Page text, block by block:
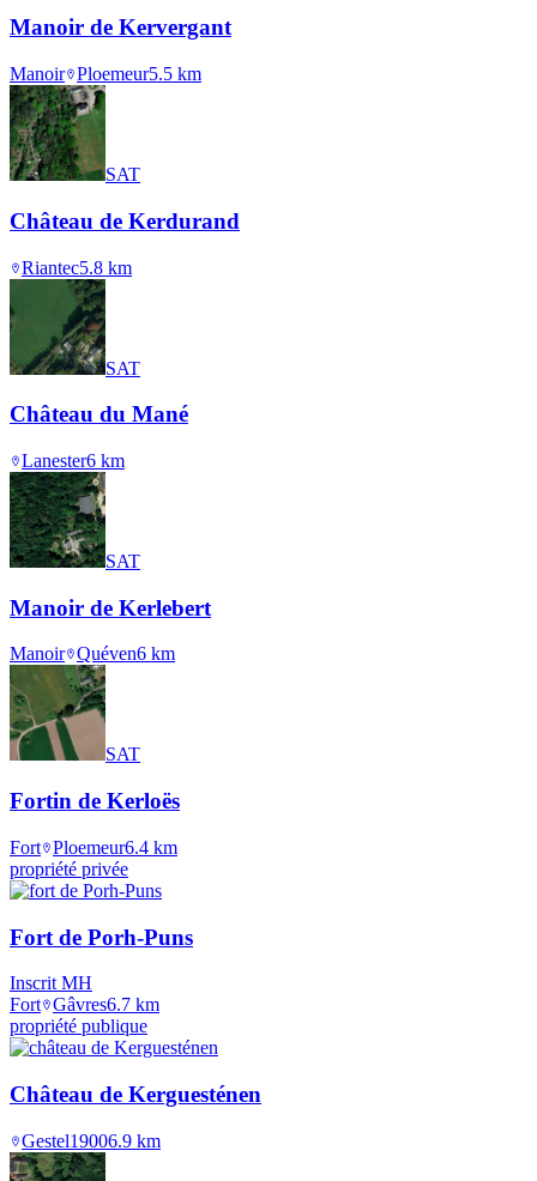
Manoir de Kervergant
Manoir Ploemeur5.5 km
SAT
Château de Kerdurand
Riantec5.8 km
SAT
Château du Mané
Lanester6 km
SAT
Manoir de Kerlebert
Manoir Quéven6 km
SAT
Fortin de Kerloës
Fort Ploemeur6.4 km
propriété privée
Fort de Porh-Puns
Inscrit MH
Fort Gâvres6.7 km
propriété publique
Château de Kerguesténen
Gestel19006.9 km